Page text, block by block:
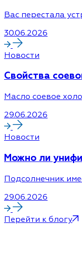
Вас перестала
30.06.2026
Новости
Cвойства
Масло соевое
29.06.2026
Новости
Можно ли
Подсолнечник
29.06.2026
Перейти к блогу